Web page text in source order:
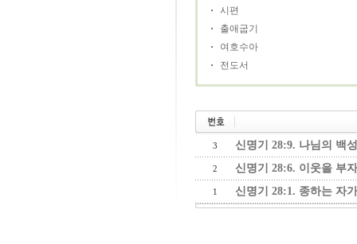
시편
출애굽기
여호수아
전도서
3 신명기 28:9. 나님의 백성
2 신명기 28:6. 이웃을 부
1 신명기 28:1. 종하는 자